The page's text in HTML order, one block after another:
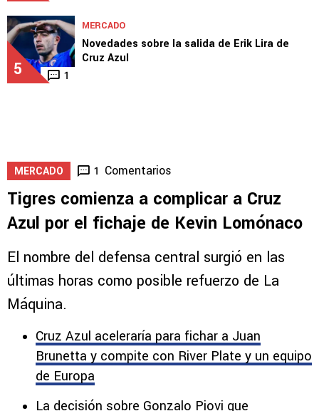
5 1
MERCADO
Novedades sobre la salida de Erik Lira de
Cruz Azul
MERCADO 1 Comentarios
Tigres comienza a complicar a Cruz
Azul por el fichaje de Kevin Lomónaco
El nombre del defensa central surgió en las
últimas horas como posible refuerzo de La
Máquina.
Cruz Azul aceleraría para fichar a Juan
Brunetta y compite con River Plate y un equipo
de Europa
La decisión sobre Gonzalo Piovi que